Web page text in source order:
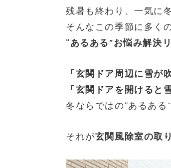
残暑も終わり、一気に
そんなこの季節に多く
“あるある”お悩み解決
「玄関ドア周辺に雪が
「玄関ドアを開けると
冬ならではの“あるある
それが玄関風除室の取